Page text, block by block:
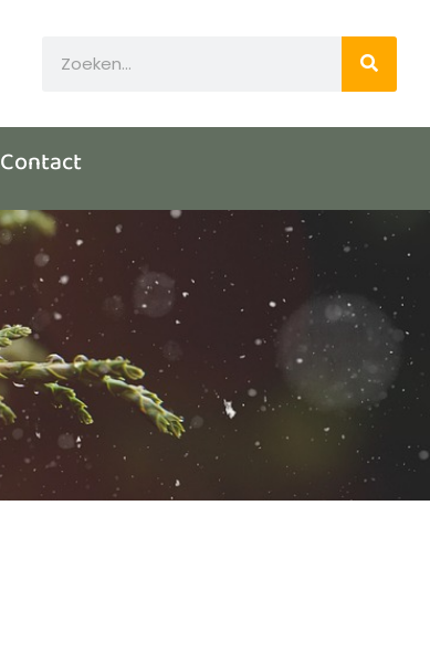
Contact